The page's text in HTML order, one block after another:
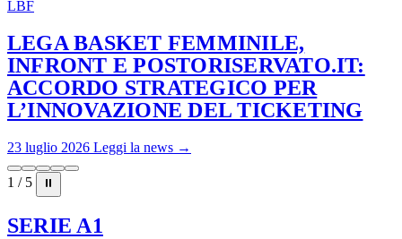
LBF
LEGA BASKET FEMMINILE,
INFRONT E POSTORISERVATO.IT:
ACCORDO STRATEGICO PER
L’INNOVAZIONE DEL TICKETING
23 luglio 2026 Leggi la news →
1 / 5 ⏸
SERIE A1